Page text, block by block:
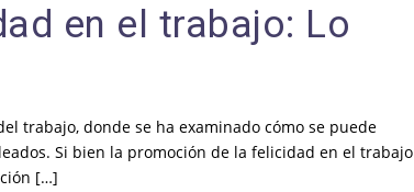
en el trabajo: Lo
trabajo, donde se ha examinado cómo se puede
Si bien la promoción de la felicidad en el trabajo
[…]